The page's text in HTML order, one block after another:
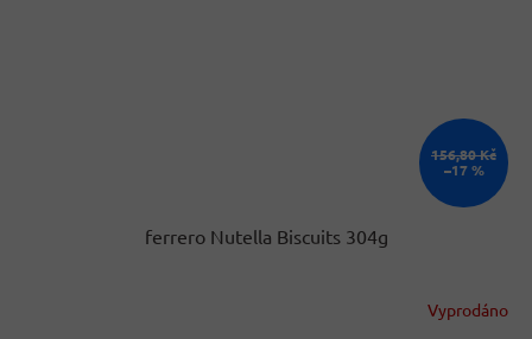
156,80 Kč
–17 %
ferrero Nutella Biscuits 304g
Vyprodáno